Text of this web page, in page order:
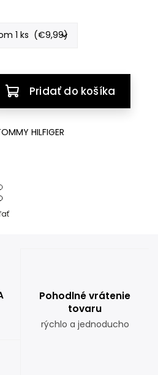
Pridať do košíka
HILFIGER
Pohodlné vrátenie
tovaru
rýchlo a jednoducho